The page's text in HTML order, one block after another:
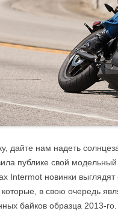
дайте нам надеть
публике свой
Intermot новинки
которые, в свою очередь
байков образца 2013-